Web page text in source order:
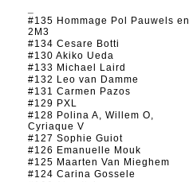
#135 Hommage Pol Pauwels en
2M3
#134 Cesare Botti
#130 Akiko Ueda
#133 Michael Laird
#132 Leo van Damme
#131 Carmen Pazos
#129 PXL
#128 Polina A, Willem O,
Cyriaque V
#127 Sophie Guiot
#126 Emanuelle Mouk
#125 Maarten Van Mieghem
#124 Carina Gossele